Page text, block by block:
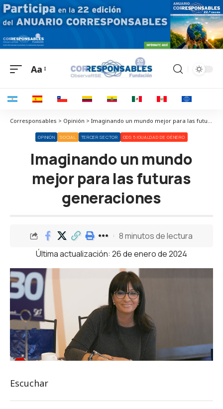
Aa
Corresponsables > Opinión > Imaginando un mundo mejor para las futuras generaciones
OPINIÓN SOCIAL TERCER SECTOR ODS 5 IGUALDAD DE GÉNERO
Imaginando un mundo
mejor para las futuras
generaciones
Última actualización: 26 de enero de 2024
8 minutos de lectura
Escuchar